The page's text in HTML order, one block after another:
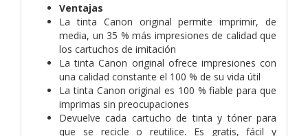
Ventajas
La tinta Canon original permite imprimir, de
media, un 35 % más impresiones de calidad que
los cartuchos de imitación
La tinta Canon original ofrece impresiones con
una calidad constante el 100 % de su vida útil
La tinta Canon original es 100 % fiable para que
imprimas sin preocupaciones
Devuelve cada cartucho de tinta y tóner para
que se recicle o reutilice. Es gratis, fácil y